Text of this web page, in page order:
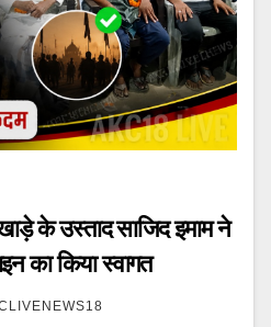
के उस्ताद साजिद इमाम ने
का किया स्वागत